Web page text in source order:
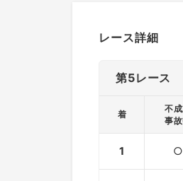
レース詳細
第5レース
着
不
事
1 ○